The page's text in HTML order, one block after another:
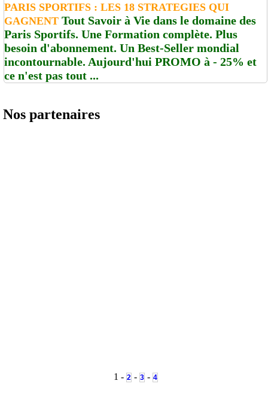
PARIS SPORTIFS : LES 18 STRATEGIES QUI
GAGNENT Tout Savoir à Vie dans le domaine des
Paris Sportifs. Une Formation complète. Plus
besoin d'abonnement. Un Best-Seller mondial
incontournable. Aujourd'hui PROMO à - 25% et
ce n'est pas tout ...
Nos partenaires
1 - 2 - 3 - 4